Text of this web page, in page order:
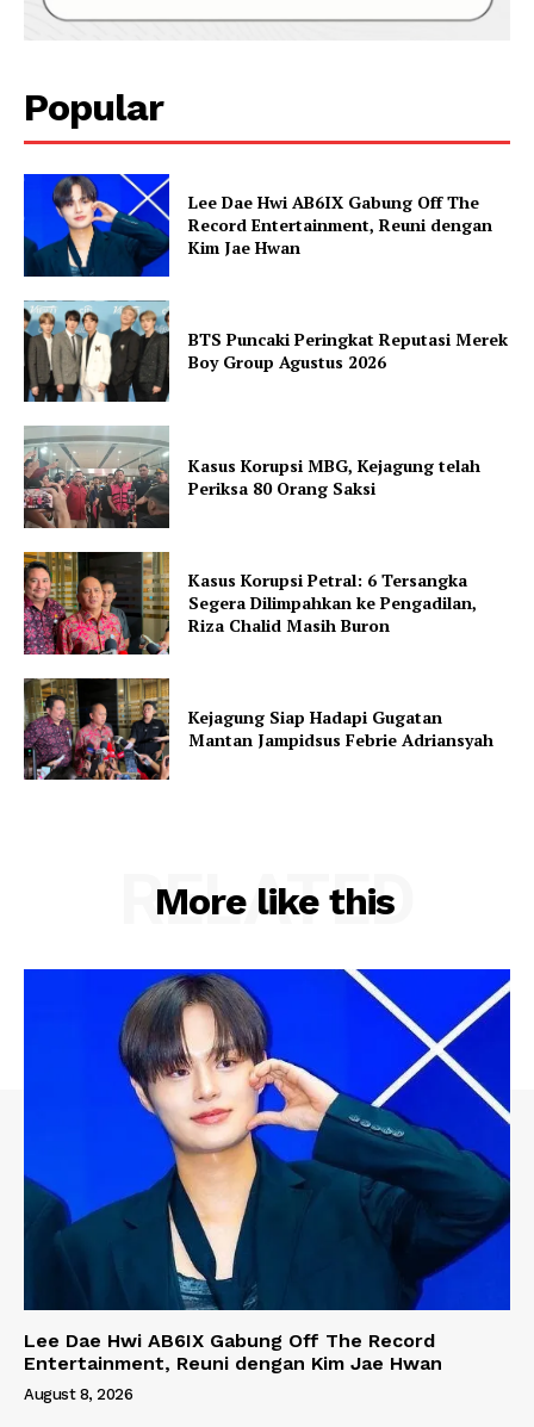
Popular
Lee Dae Hwi AB6IX Gabung Off The
Record Entertainment, Reuni dengan
Kim Jae Hwan
BTS Puncaki Peringkat Reputasi Merek
Boy Group Agustus 2026
Kasus Korupsi MBG, Kejagung telah
Periksa 80 Orang Saksi
Kasus Korupsi Petral: 6 Tersangka
Segera Dilimpahkan ke Pengadilan,
Riza Chalid Masih Buron
Kejagung Siap Hadapi Gugatan
Mantan Jampidsus Febrie Adriansyah
More like this
RELATED
Lee Dae Hwi AB6IX Gabung Off The Record
Entertainment, Reuni dengan Kim Jae Hwan
August 8, 2026